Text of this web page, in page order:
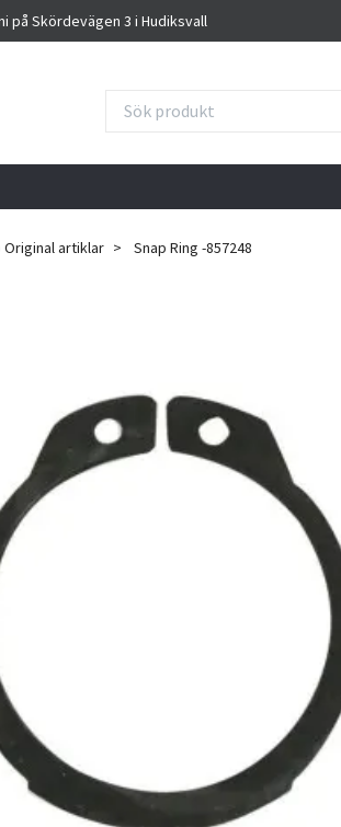
på Skördevägen 3 i Hudiksvall
Original artiklar Snap Ring -857248